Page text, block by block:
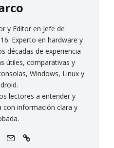
y Editor en Jefe de
Experto en hardware y
décadas de experiencia
útiles, comparativas y
Windows, Linux y
lectores a entender y
con información clara y